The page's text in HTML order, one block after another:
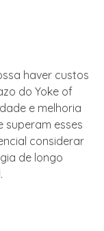
haver custos
do Yoke of
e melhoria
superam esses
considerar
de longo